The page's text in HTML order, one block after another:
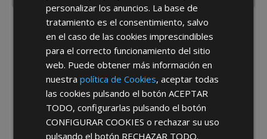
He leído y acepto laPolítica de Privacidad
*Abstenerse particulares, sólo venta a tiendas y empresas minoristas y
personalizar los anuncios. La base de
tratamiento es el consentimiento, salvo
en el caso de las cookies imprescindibles
para el correcto funcionamiento del sitio
web. Puede obtener más información en
nuestrapolítica de Cookies, aceptar todas
las cookies pulsando el botónACEPTAR
TODO, configurarlas pulsando el botón
CONFIGURAR COOKIES o rechazar su uso
pulsando el botón RECHAZAR TODO.